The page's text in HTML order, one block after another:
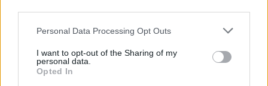
Personal Data Processing Opt Outs
I want to opt-out of the Sharing of my
personal data.
Opted In
Autor: Dr. José A. Ponce Cevallos
Actualizado: 3 de Septiembre, 2018